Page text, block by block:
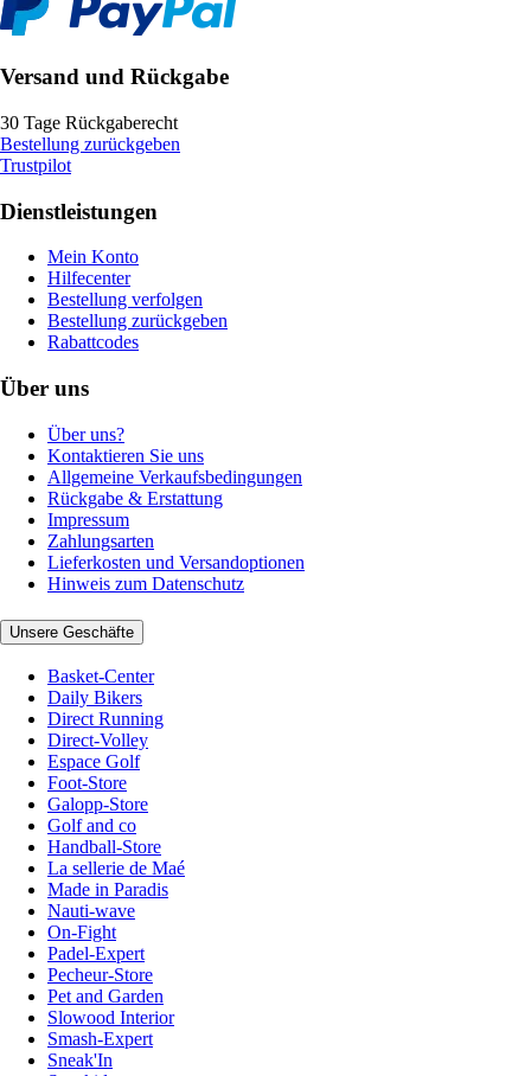
Versand und Rückgabe
30 Tage Rückgaberecht
Bestellung zurückgeben
Trustpilot
Dienstleistungen
Mein Konto
Hilfecenter
Bestellung verfolgen
Bestellung zurückgeben
Rabattcodes
Über uns
Über uns?
Kontaktieren Sie uns
Allgemeine Verkaufsbedingungen
Rückgabe & Erstattung
Impressum
Zahlungsarten
Lieferkosten und Versandoptionen
Hinweis zum Datenschutz
Unsere Geschäfte
Basket-Center
Daily Bikers
Direct Running
Direct-Volley
Espace Golf
Foot-Store
Galopp-Store
Golf and co
Handball-Store
La sellerie de Maé
Made in Paradis
Nauti-wave
On-Fight
Padel-Expert
Pecheur-Store
Pet and Garden
Slowood Interior
Smash-Expert
Sneak'In